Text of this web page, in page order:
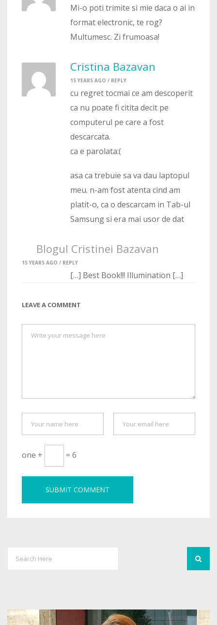
Mi-o poti trimite si mie daca o ai in
format electronic, te rog?
Multumesc. Zi frumoasa!
Cristina Bazavan
15 YEARS AGO / REPLY
cu regret tocmai ce am descoperit
ca nu poate fi citita decit pe
computerul pe care a fost
descarcata.
ca e parolata:(
asa ca trebuie sa va dau laptopul
meu. n-am fost atenta cind am
platit-o, ca o descarcam in Tab-ul
Samsung si era mai usor de dat
Blogul Cristinei Bazavan
15 YEARS AGO / REPLY
[…] Best Book!!! Illumination […]
LEAVE A COMMENT
one + = 6